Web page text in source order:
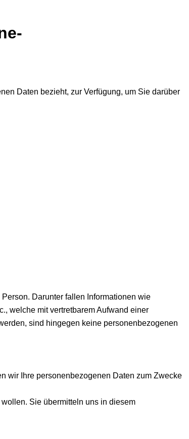
Daten bezieht, zur Verfügung, um Sie darüber
Darunter fallen Informationen wie
welche mit vertretbarem Aufwand einer
sind hingegen keine personenbezogenen
wir Ihre personenbezogenen Daten zum Zwecke
Sie übermitteln uns in diesem